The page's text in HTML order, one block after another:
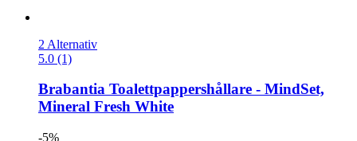
2 Alternativ
5.0 (1)
Brabantia Toalettpappershållare -​ MindSet,
Mineral Fresh White
-5%